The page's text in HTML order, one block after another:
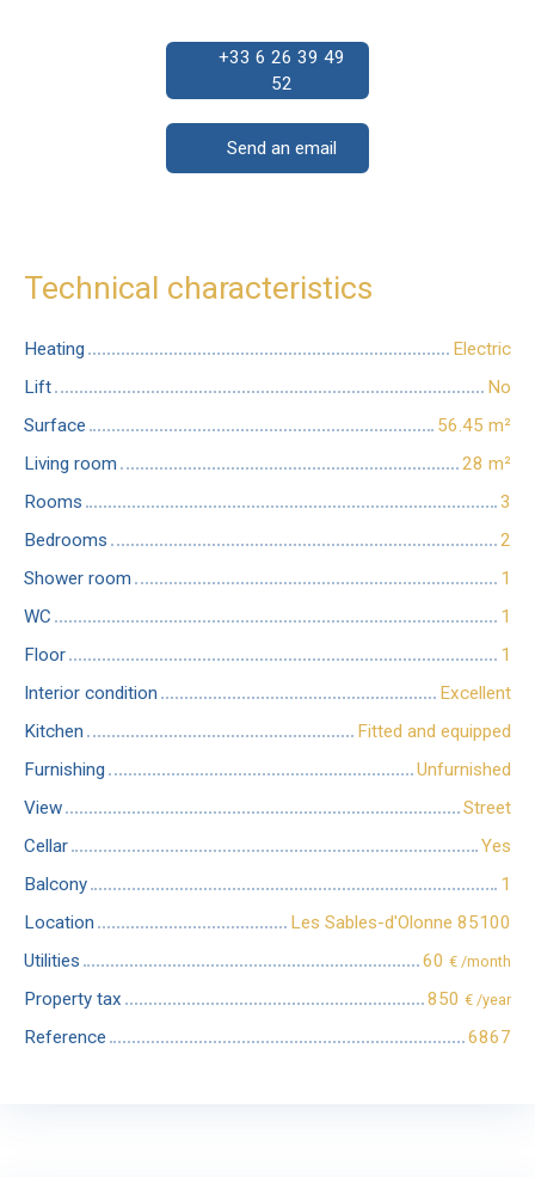
+33 6 26 39 49
52
Send an email
Technical characteristics
Heating
Electric
Lift
No
Surface
56.45 m²
Living room
28 m²
Rooms
3
Bedrooms
2
Shower room
1
WC
1
Floor
1
Interior condition
Excellent
Kitchen
Fitted and equipped
Furnishing
Unfurnished
View
Street
Cellar
Yes
Balcony
1
Location
Les Sables-d'Olonne 85100
Utilities
60 € /month
Property tax 850 € /year
Reference 6867